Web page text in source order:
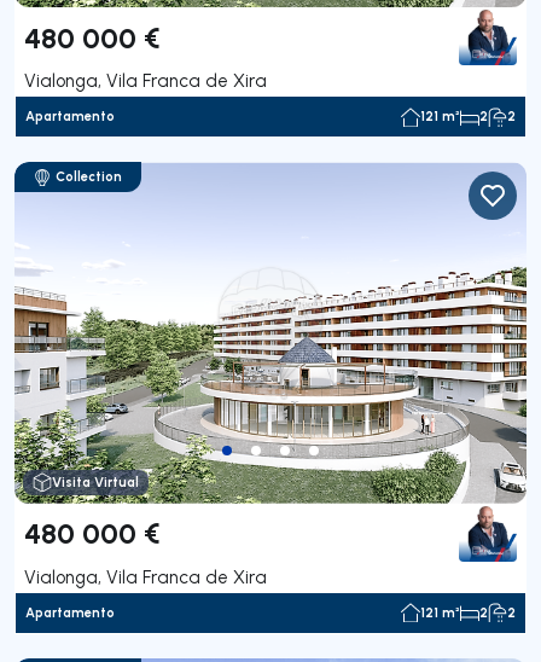
480 000 €
Vialonga, Vila Franca de Xira
Apartamento 121 m² 2 2
Collection
Visita Virtual
480 000 €
Vialonga, Vila Franca de Xira
Apartamento 121 m² 2 2